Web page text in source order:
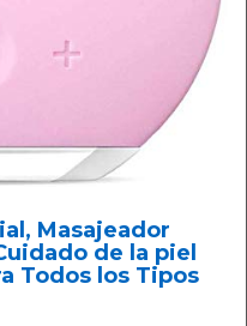
Masajeador
de la piel
Todos los Tipos